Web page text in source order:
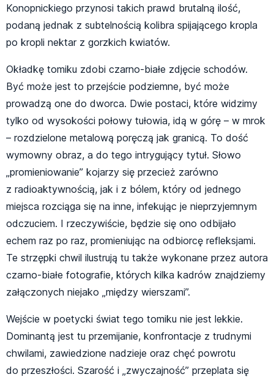
Konopnickiego przynosi takich prawd brutalną ilość,
podaną jednak z subtelnością kolibra spijającego kropla
po kropli nektar z gorzkich kwiatów.
Okładkę tomiku zdobi czarno-białe zdjęcie schodów.
Być może jest to przejście podziemne, być może
prowadzą one do dworca. Dwie postaci, które widzimy
tylko od wysokości połowy tułowia, idą w górę – w mrok
– rozdzielone metalową poręczą jak granicą. To dość
wymowny obraz, a do tego intrygujący tytuł. Słowo
„promieniowanie” kojarzy się przecież zarówno
z radioaktywnością, jak i z bólem, który od jednego
miejsca rozciąga się na inne, infekując je nieprzyjemnym
odczuciem. I rzeczywiście, będzie się ono odbijało
echem raz po raz, promieniując na odbiorcę refleksjami.
Te strzępki chwil ilustrują tu także wykonane przez autora
czarno-białe fotografie, których kilka kadrów znajdziemy
załączonych niejako „między wierszami”.
Wejście w poetycki świat tego tomiku nie jest lekkie.
Dominantą jest tu przemijanie, konfrontacje z trudnymi
chwilami, zawiedzione nadzieje oraz chęć powrotu
do przeszłości. Szarość i „zwyczajność” przeplata się